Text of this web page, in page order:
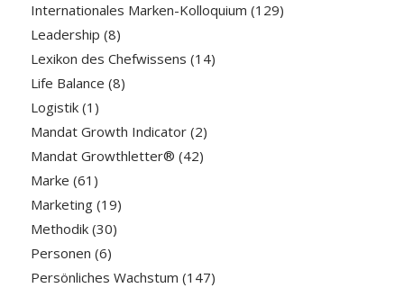
Internationales Marken-Kolloquium (129)
Leadership (8)
Lexikon des Chefwissens (14)
Life Balance (8)
Logistik(1)
Mandat Growth Indicator(2)
Mandat Growthletter® (42)
Marke (61)
Marketing(19)
Methodik(30)
Personen (6)
Persönliches Wachstum (147)